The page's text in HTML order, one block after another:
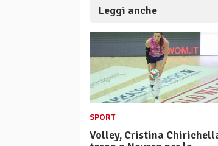
Leggi anche
SPORT
Volley, Cristina